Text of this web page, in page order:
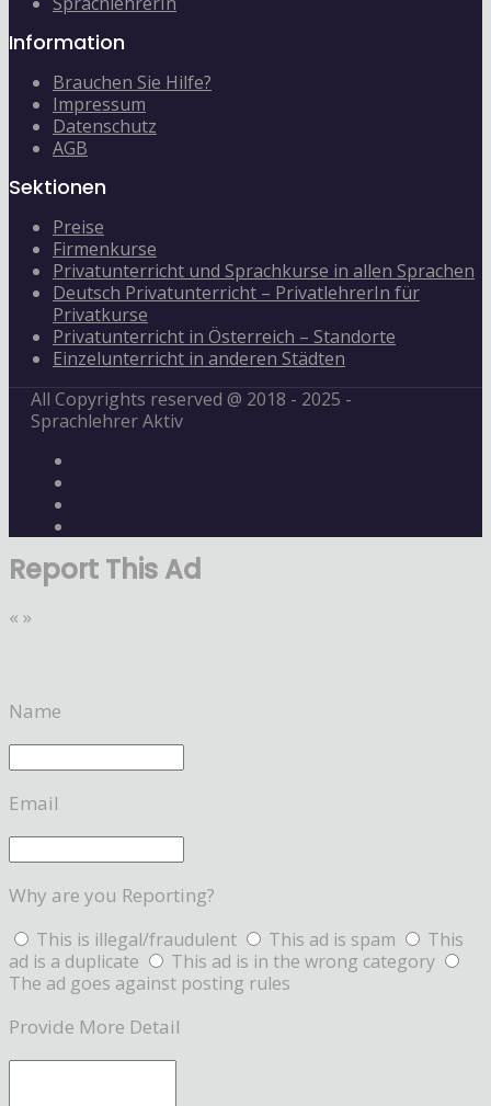
Information
Brauchen Sie Hilfe?
Impressum
Datenschutz
AGB
Sektionen
Preise
Firmenkurse
Privatunterricht und Sprachkurse in allen Sprachen
Deutsch Privatunterricht – PrivatlehrerIn für
Privatkurse
Privatunterricht in Österreich – Standorte
Einzelunterricht in anderen Städten
All Copyrights reserved @ 2018 - 2025 -
Sprachlehrer Aktiv
Report This Ad
« »
Name
Email
Why are you Reporting?
This is illegal/fraudulent This ad is spam
This
ad is a duplicate
This ad is in the wrong category
The ad goes against posting rules
Provide More Detail